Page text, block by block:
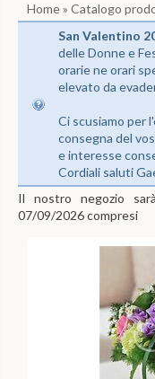
Home» Catalogo
San Valentino
delle Donne e
orarie ne orari
elevato da
Ci scusiamo per
consegna del
e interesse
Cordiali saluti
Il nostro negozio
07/09/2026 compresi